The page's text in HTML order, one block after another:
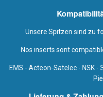
Unsere Spitzen sind zu
Nos inserts sont
EMS - Acteon-Satelec - NSK -